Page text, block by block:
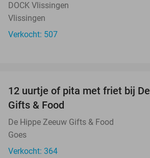
DOCK Vlissingen
Vlissingen
Verkocht: 507
12 uurtje of pita met friet bij
Gifts & Food
De Hippe Zeeuw Gifts & Food
Goes
Verkocht: 364